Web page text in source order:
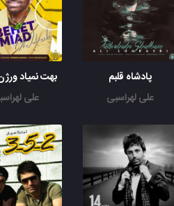
پادشاه قلبم
علی لهراسبی
بهت نمیاد
علی